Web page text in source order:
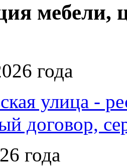
мебели,
года
улица -
договор,
года